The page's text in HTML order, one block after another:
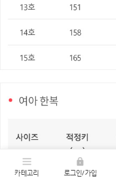
카테고리 로그인/가입